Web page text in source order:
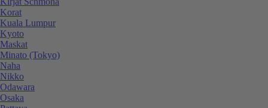
Korat
Kuala Lumpur
Kyoto
Maskat
Minato (Tokyo)
Naha
Nikko
Odawara
Osaka